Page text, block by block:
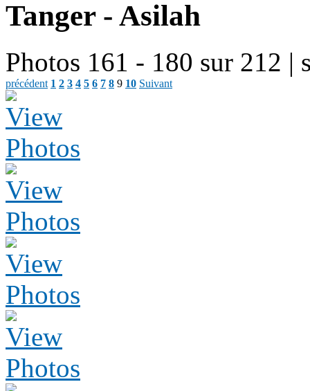
Tanger - Asilah
Photos 161 - 180 sur 212 |
précédent 1 2 3 4 5 6 7 8 9 10 Suivant